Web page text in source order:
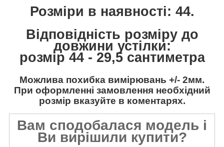
Розміри в наявності: 44.
Відповідність розміру до
довжини устілки:
розмір 44 - 29,5 сантиметра
Можлива похибка вимірювань +/- 2мм.
При оформленні замовлення необхідний
розмір вказуйте в коментарях.
Вам сподобалася модель і
Ви вирішили купити?